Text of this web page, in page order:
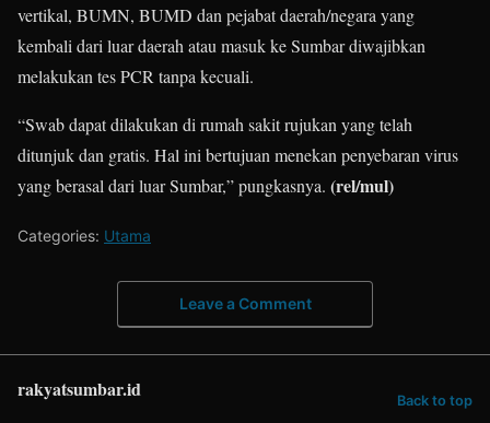
vertikal, BUMN, BUMD dan pejabat daerah/negara yang
kembali dari luar daerah atau masuk ke Sumbar diwajibkan
melakukan tes PCR tanpa kecuali.
“Swab dapat dilakukan di rumah sakit rujukan yang telah
ditunjuk dan gratis. Hal ini bertujuan menekan penyebaran virus
yang berasal dari luar Sumbar,” pungkasnya. (rel/mul)
Categories: Utama
Leave a Comment
rakyatsumbar.id Back to top